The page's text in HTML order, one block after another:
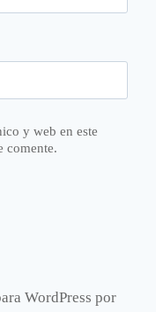
y web en este
comente.
WordPress por